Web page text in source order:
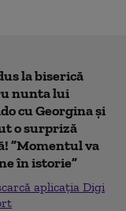
la biserică
nunta lui
cu Georgina și
o surpriză
”Momentul va
în istorie”
aplicația Digi